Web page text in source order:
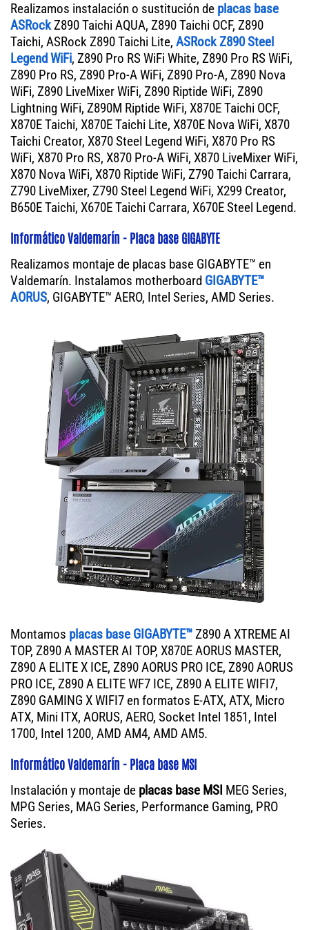
Realizamos instalación o sustitución de placas base
ASRockZ890 Taichi AQUA, Z890 Taichi OCF, Z890
Taichi, ASRock Z890 Taichi Lite, ASRock Z890 Steel
Legend WiFi, Z890 Pro RS WiFi White, Z890 Pro RS WiFi,
Z890 Pro RS, Z890 Pro-A WiFi, Z890 Pro-A, Z890 Nova
WiFi, Z890 LiveMixer WiFi, Z890 Riptide WiFi, Z890
Lightning WiFi, Z890M Riptide WiFi, X870E Taichi OCF,
X870E Taichi, X870E Taichi Lite, X870E Nova WiFi, X870
Taichi Creator, X870 Steel Legend WiFi, X870 Pro RS
WiFi, X870 Pro RS, X870 Pro-A WiFi, X870 LiveMixer WiFi,
X870 Nova WiFi, X870 Riptide WiFi, Z790 Taichi Carrara,
Z790 LiveMixer, Z790 Steel Legend WiFi, X299 Creator,
B650E Taichi, X670E Taichi Carrara, X670E Steel Legend.
Informático Valdemarín - Placa base GIGABYTE
Realizamos montaje de placas base GIGABYTE™ en
Valdemarín. Instalamos motherboard GIGABYTE™
AORUS, GIGABYTE™ AERO, Intel Series, AMD Series.
Montamos placas base GIGABYTE™Z890 A XTREME AI
TOP, Z890 A MASTER AI TOP, X870E AORUS MASTER,
Z890 A ELITE X ICE, Z890 AORUS PRO ICE, Z890 AORUS
PRO ICE, Z890 A ELITE WF7 ICE, Z890 A ELITE WIFI7,
Z890 GAMING X WIFI7 en formatos E-ATX, ATX, Micro
ATX, Mini ITX, AORUS, AERO, Socket Intel 1851, Intel
1700, Intel 1200, AMD AM4, AMD AM5.
Informático Valdemarín - Placa base MSI
Instalación y montaje de placas base MSI MEG Series,
MPG Series, MAG Series, Performance Gaming, PRO
Series.